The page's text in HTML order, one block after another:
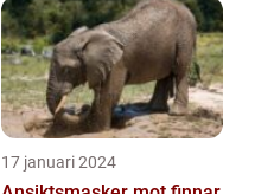
17 januari 2024